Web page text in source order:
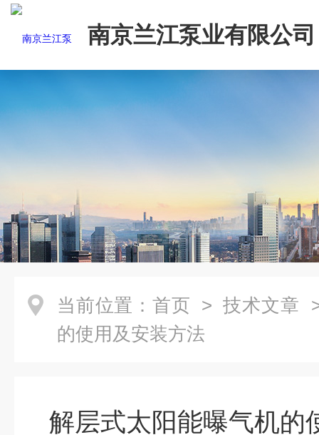
南京兰江泵业有限公司
当前位置： 首页 > 技术文章
的使用及安装方法
解层式太阳能曝气机的